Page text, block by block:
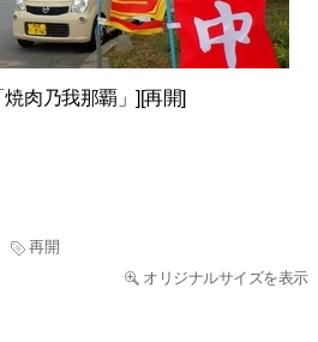
焼肉乃我那覇」][再開]
再開
オリジナルサイズを表示